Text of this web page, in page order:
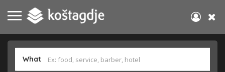
What